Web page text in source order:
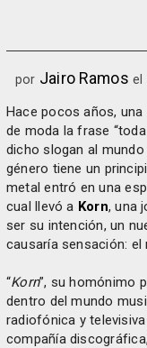
por Jairo Ramos el
Hace pocos años,
de moda la frase
dicho slogan al
género tiene un
metal entró en una
cual llevó a Korn, una
ser su intención, un
causaría sensación:
“Korn”, su homónimo
dentro del mundo
radiofónica y
compañía